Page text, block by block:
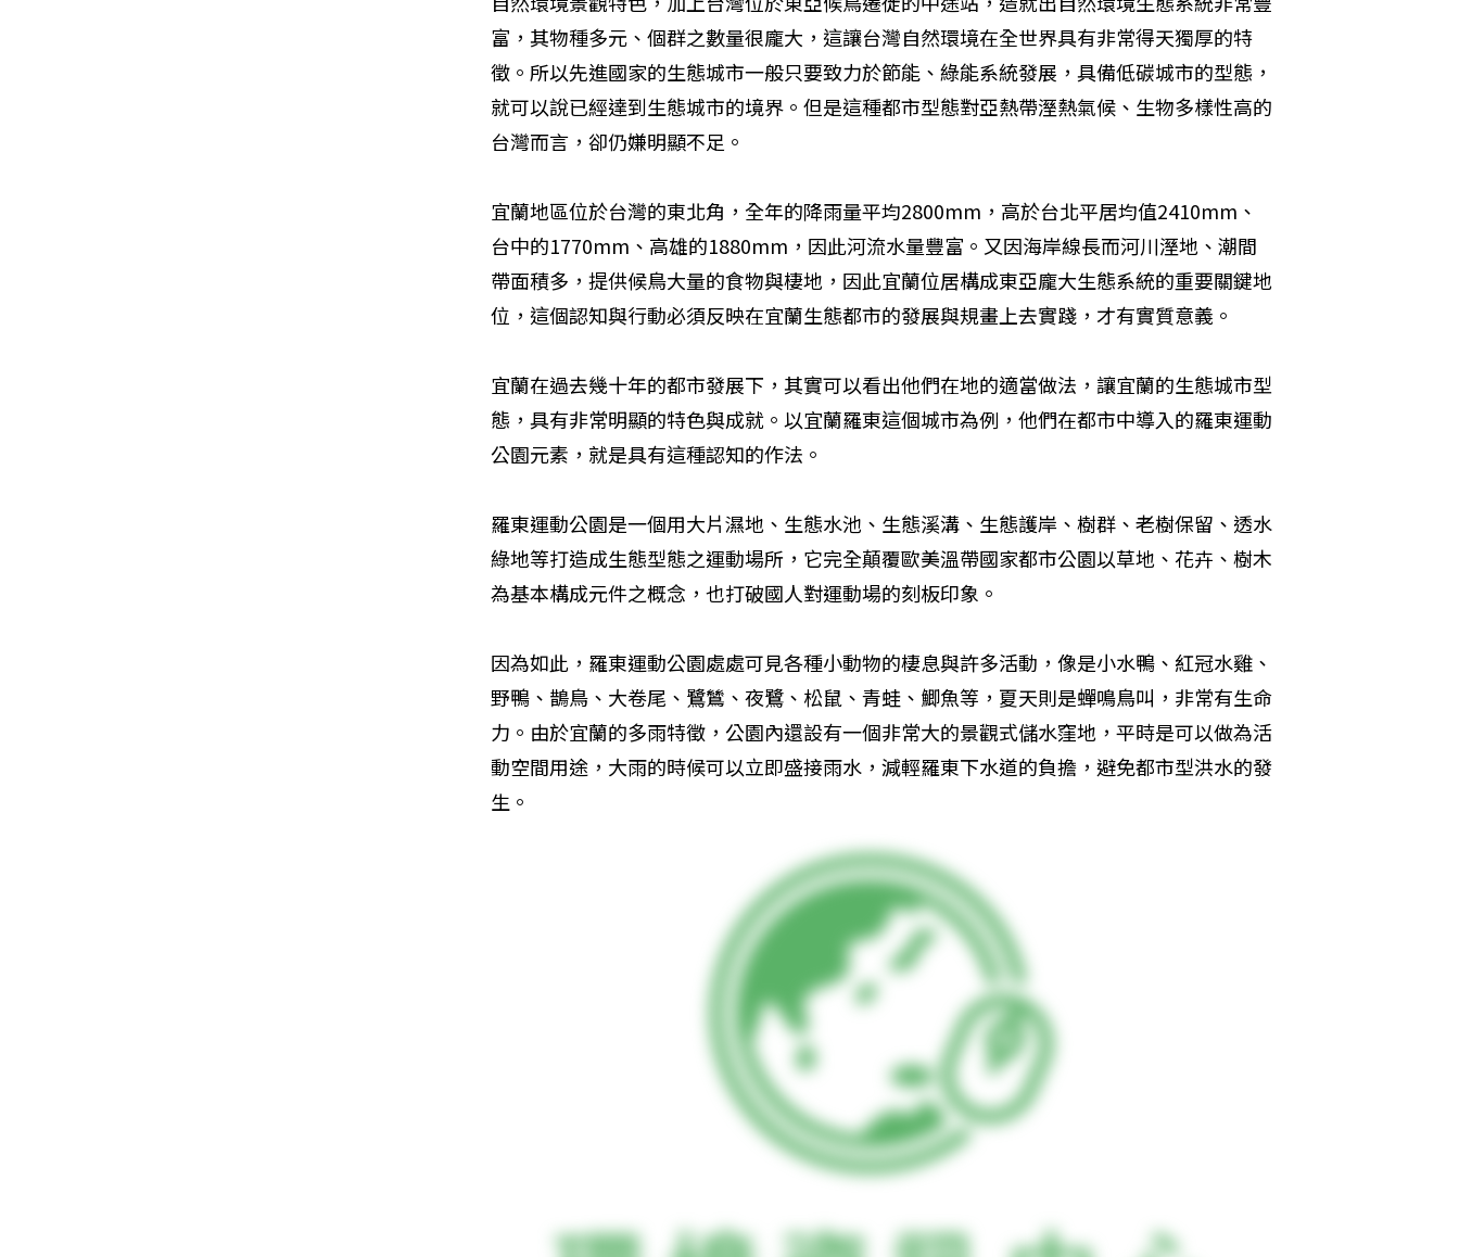
富，其物種多元、個群之數量很龐大，這讓台灣自然環境在全世界具有非常得天獨厚的特
徵。所以先進國家的生態城市一般只要致力於節能、綠能系統發展，具備低碳城市的型態，
就可以說已經達到生態城市的境界。但是這種都市型態對亞熱帶溼熱氣候、生物多樣性高的
台灣而言，卻仍嫌明顯不足。
宜蘭地區位於台灣的東北角，全年的降雨量平均2800mm，高於台北平居均值2410mm、
台中的1770mm、高雄的1880mm，因此河流水量豐富。又因海岸線長而河川溼地、潮間
帶面積多，提供候鳥大量的食物與棲地，因此宜蘭位居構成東亞龐大生態系統的重要關鍵地
位，這個認知與行動必須反映在宜蘭生態都市的發展與規畫上去實踐，才有實質意義。
宜蘭在過去幾十年的都市發展下，其實可以看出他們在地的適當做法，讓宜蘭的生態城市型
態，具有非常明顯的特色與成就。以宜蘭羅東這個城市為例，他們在都市中導入的羅東運動
公園元素，就是具有這種認知的作法。
羅東運動公園是一個用大片濕地、生態水池、生態溪溝、生態護岸、樹群、老樹保留、透水
綠地等打造成生態型態之運動場所，它完全顛覆歐美溫帶國家都市公園以草地、花卉、樹木
為基本構成元件之概念，也打破國人對運動場的刻板印象。
因為如此，羅東運動公園處處可見各種小動物的棲息與許多活動，像是小水鴨、紅冠水雞、
野鴨、鵲鳥、大卷尾、鷺鷥、夜鷺、松鼠、青蛙、鯽魚等，夏天則是蟬鳴鳥叫，非常有生命
力。由於宜蘭的多雨特徵，公園內還設有一個非常大的景觀式儲水窪地，平時是可以做為活
動空間用途，大雨的時候可以立即盛接雨水，減輕羅東下水道的負擔，避免都市型洪水的發
生。